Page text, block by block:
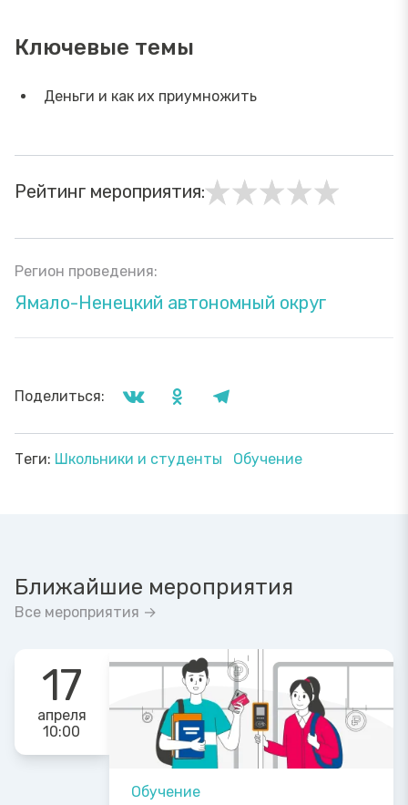
Ключевые темы
Деньги и как их приумножить
Рейтинг мероприятия:
Регион проведения:
Ямало-Ненецкий автономный округ
Поделиться:
Теги: Школьники и студенты Обучение
Ближайшие мероприятия
Все мероприятия →
17
апреля
10:00
Обучение